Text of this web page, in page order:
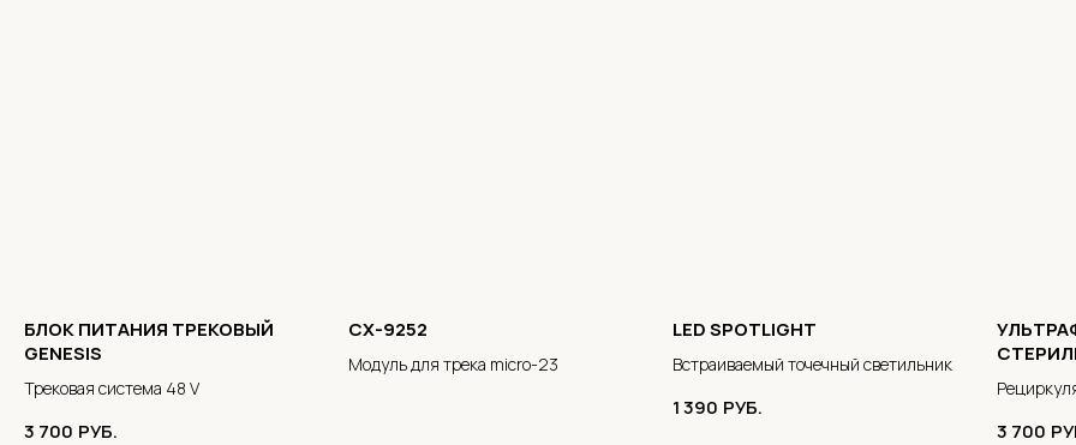
БЛОК ПИТАНИЯ ТРЕКОВЫЙ
GENESIS
Трековая система 48 V
3 700 РУБ.
CX-9252
Модуль для трека micro-23
LED SPOTLIGHT
Встраиваемый точечный светильник
1 390 РУБ.
3 700